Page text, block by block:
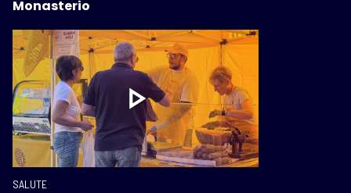
Monasterio
SALUTE